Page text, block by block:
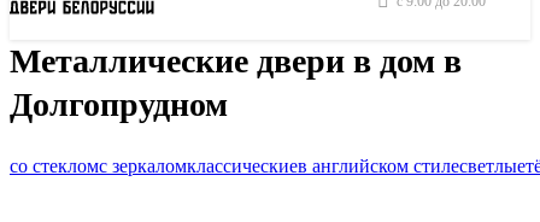
Металлические двери в дом в
Долгопрудном
со стекломс зеркаломклассическиев английском стилесветлые